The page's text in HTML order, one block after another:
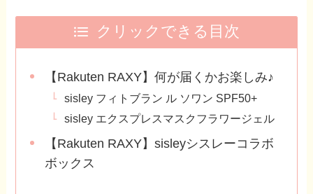
クリックできる目次
【Rakuten RAXY】何が届くかお楽しみ♪
sisley フィトブラン ル ソワン SPF50+
sisley エクスプレスマスクフラワージェル
【Rakuten RAXY】sisleyシスレーコラボ
ボックス